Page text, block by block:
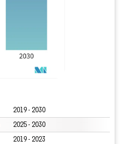
2019 - 2030
2025 - 2030
2019 - 2023